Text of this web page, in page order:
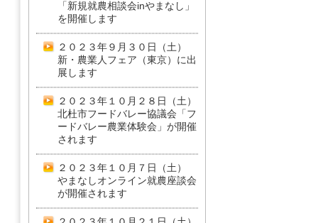
「新規就農相談会inやまなし」
を開催します
２０２３年９月３０日（土）
新・農業人フェア（東京）に出
展します
２０２３年１０月２８日（土）
北杜市フードバレー協議会「フ
ードバレー農業体験会」が開催
されます
２０２３年１０月７日（土）
やまなしオンライン就農座談会
が開催されます